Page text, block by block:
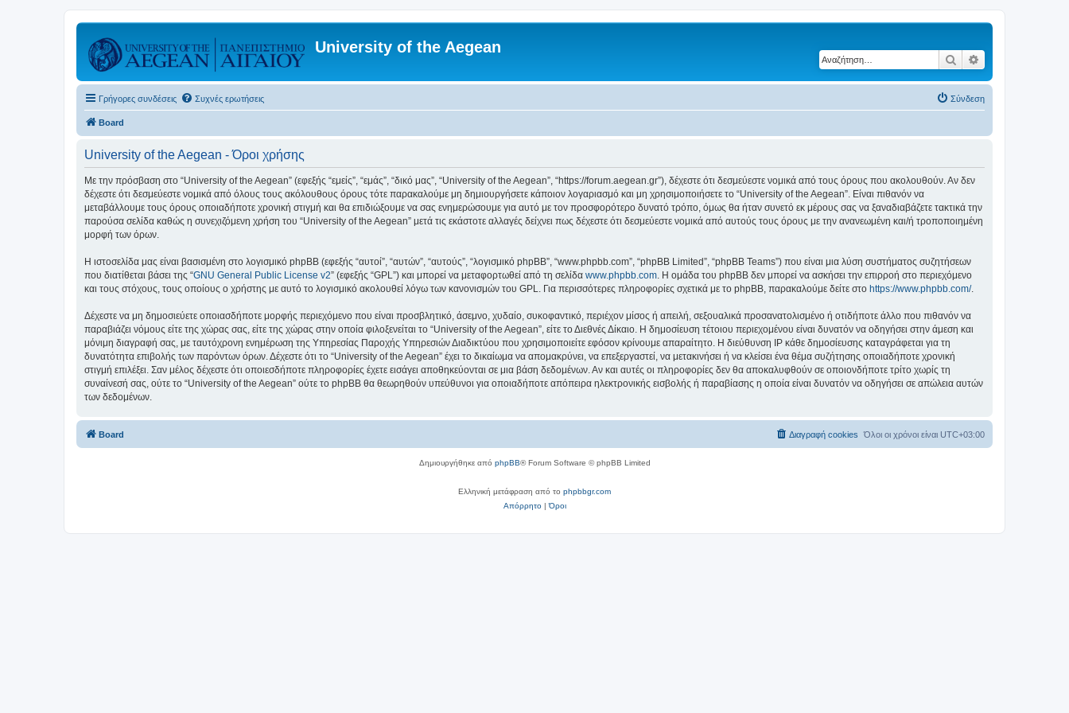
University of the Aegean
Αναζήτηση
Γρήγορες συνδέσεις Συχνές ερωτήσεις Σύνδεση
Board
University of the Aegean - Όροι χρήσης
Με την πρόσβαση στο “University of the Aegean” (εφεξής “εμείς”, “εμάς”, “δικό μας”, “University of the Aegean”, “https://forum.aegean.gr”), δέχεστε ότι δεσμεύεστε νομικά από τους όρους που ακολουθούν. Αν δεν
δέχεστε ότι δεσμεύεστε νομικά από όλους τους ακόλουθους όρους τότε παρακαλούμε μη δημιουργήσετε κάποιον λογαριασμό και μη χρησιμοποιήσετε το “University of the Aegean”. Είναι πιθανόν να
μεταβάλλουμε τους όρους οποιαδήποτε χρονική στιγμή και θα επιδιώξουμε να σας ενημερώσουμε για αυτό με τον προσφορότερο δυνατό τρόπο, όμως θα ήταν συνετό εκ μέρους σας να ξαναδιαβάζετε τακτικά την
παρούσα σελίδα καθώς η συνεχιζόμενη χρήση του “University of the Aegean” μετά τις εκάστοτε αλλαγές δείχνει πως δέχεστε ότι δεσμεύεστε νομικά από αυτούς τους όρους με την ανανεωμένη και/ή τροποποιημένη
μορφή των όρων.
Η ιστοσελίδα μας είναι βασισμένη στο λογισμικό phpBB (εφεξής “αυτοί”, “αυτών”, “αυτούς”, “λογισμικό phpBB”, “www.phpbb.com”, “phpBB Limited”, “phpBB Teams”) που είναι μια λύση συστήματος συζητήσεων
που διατίθεται βάσει της “GNU General Public License v2” (εφεξής “GPL”) και μπορεί να μεταφορτωθεί από τη σελίδα www.phpbb.com. Η ομάδα του phpBB δεν μπορεί να ασκήσει την επιρροή στο περιεχόμενο
και τους στόχους, τους οποίους ο χρήστης με αυτό το λογισμικό ακολουθεί λόγω των κανονισμών του GPL. Για περισσότερες πληροφορίες σχετικά με το phpBB, παρακαλούμε δείτε στο https://www.phpbb.com/.
Δέχεστε να μη δημοσιεύετε οποιασδήποτε μορφής περιεχόμενο που είναι προσβλητικό, άσεμνο, χυδαίο, συκοφαντικό, περιέχον μίσος ή απειλή, σεξουαλικά προσανατολισμένο ή οτιδήποτε άλλο που πιθανόν να
παραβιάζει νόμους είτε της χώρας σας, είτε της χώρας στην οποία φιλοξενείται το “University of the Aegean”, είτε το Διεθνές Δίκαιο. Η δημοσίευση τέτοιου περιεχομένου είναι δυνατόν να οδηγήσει στην άμεση και
μόνιμη διαγραφή σας, με ταυτόχρονη ενημέρωση της Υπηρεσίας Παροχής Υπηρεσιών Διαδικτύου που χρησιμοποιείτε εφόσον κρίνουμε απαραίτητο. Η διεύθυνση IP κάθε δημοσίευσης καταγράφεται για τη
δυνατότητα επιβολής των παρόντων όρων. Δέχεστε ότι το “University of the Aegean” έχει το δικαίωμα να απομακρύνει, να επεξεργαστεί, να μετακινήσει ή να κλείσει ένα θέμα συζήτησης οποιαδήποτε χρονική
στιγμή επιλέξει. Σαν μέλος δέχεστε ότι οποιεσδήποτε πληροφορίες έχετε εισάγει αποθηκεύονται σε μια βάση δεδομένων. Αν και αυτές οι πληροφορίες δεν θα αποκαλυφθούν σε οποιονδήποτε τρίτο χωρίς τη
συναίνεσή σας, ούτε το “University of the Aegean” ούτε το phpBB θα θεωρηθούν υπεύθυνοι για οποιαδήποτε απόπειρα ηλεκτρονικής εισβολής ή παραβίασης η οποία είναι δυνατόν να οδηγήσει σε απώλεια αυτών
των δεδομένων.
Board Όλοι οι χρόνοι είναι UTC+03:00
Διαγραφή cookies
Δημιουργήθηκε από phpBB® Forum Software © phpBB Limited
Ελληνική μετάφραση από το phpbbgr.com
Απόρρητο|Όροι